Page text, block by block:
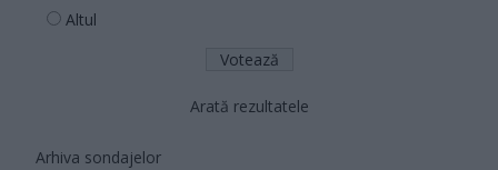
Altul
Arată rezultatele
Arhiva sondajelor